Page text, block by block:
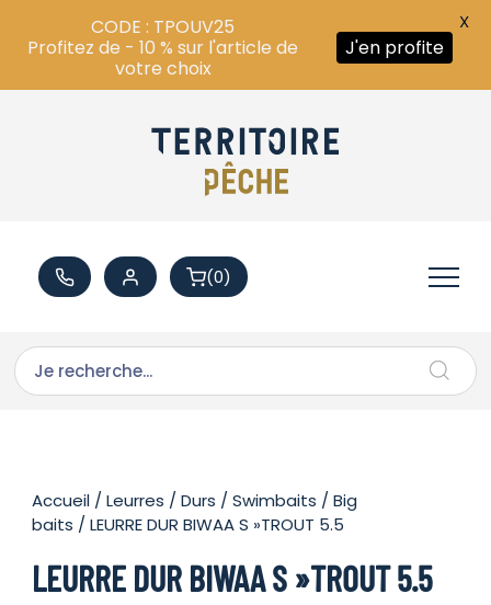
(0)
Accueil /Leurres /Durs /Swimbaits / Big
baits / LEURRE DUR BIWAA S »TROUT 5.5
LEURRE DUR BIWAA S »TROUT 5.5
CODE : TPOUV25
Profitez de - 10 % sur l'article de
votre choix
J'en profite
X